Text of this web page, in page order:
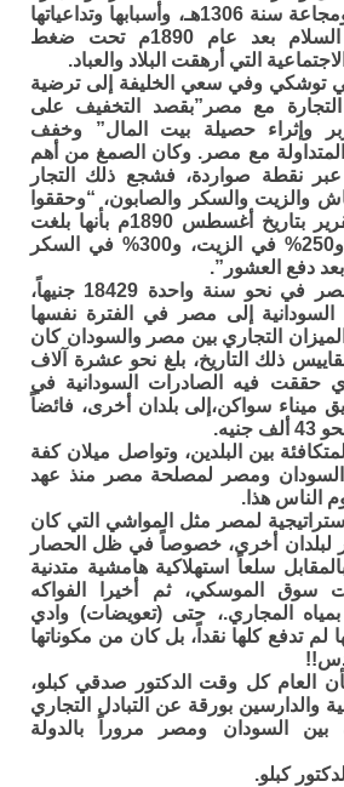
الداخلية وأزمة النقد ومجاعة سنة 1306هـ، وأسبابها وتداعياتها
وجنوح الخليفة إلى السلام بعد عام 1890م تحت ضغط
التي أرهقت البلاد والعباد.
توشكي وفي سعي الخليفة إلى ترضية
التجارة مع مصر”بقصد التخفيف على
وإثراء حصيلة بيت المال” وخفف
المتداولة مع مصر. وكان الصمغ من أهم
نقطة صواردة، فشجع ذلك التجار
والزيت والسكر والصابون، “وحققوا
أرباحاً طائلة قدرها تقرير بتاريخ أغسطس 1890م بأنها بلغت
100% في القماش، و250% في الزيت، و300% في السكر
بلغت الواردات من مصر في نحو سنة واحدة 18429 جنيهاً،
السودانية إلى مصر في الفترة نفسها
أن الميزان التجاري بين مصر والسودان كان
ذلك التاريخ، بلغ نحو عشرة آلاف
حققت فيه الصادرات السودانية في
ميناء سواكن،إلى بلدان أخرى، فائضاً
بين البلدين، وتواصل ميلان كفة
السودان ومصر لمصلحة مصر منذ عهد
الناس هذا.
لمصر مثل المواشي التي كان
لبلدان أخرى، خصوصاً في ظل الحصار
سلعاً استهلاكية هامشية متدنية
سوق الموسكي، ثم أخيرا الفواكه
المجاري.، حتى (تعويضات) وادي
لم تدفع كلها نقداً، بل كان من مكوناتها
العام كل وقت الدكتور صدقي كبلو،
والدارسين بورقة عن التبادل التجاري
بين السودان ومصر مروراً بالدولة
كبلو.